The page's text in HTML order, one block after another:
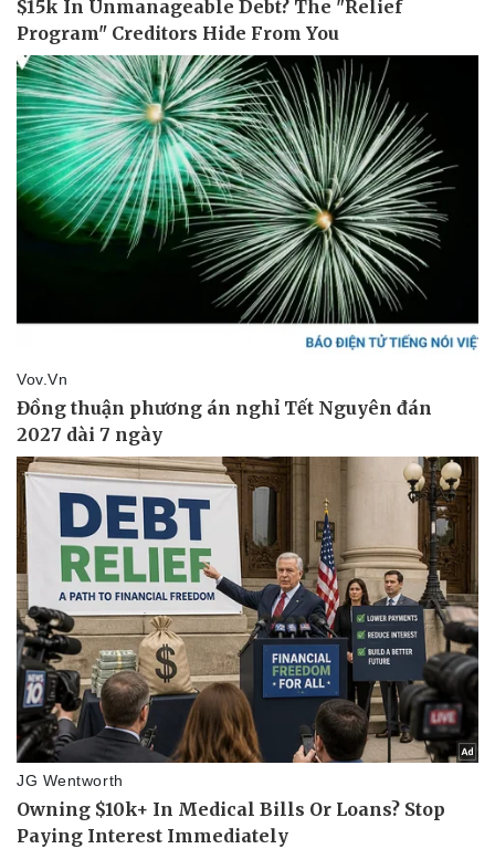
Phòng mạch online
Ăn sạch sống khỏe